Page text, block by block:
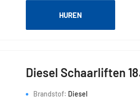
HUREN
Diesel Schaarliften
Brandstof: Diesel